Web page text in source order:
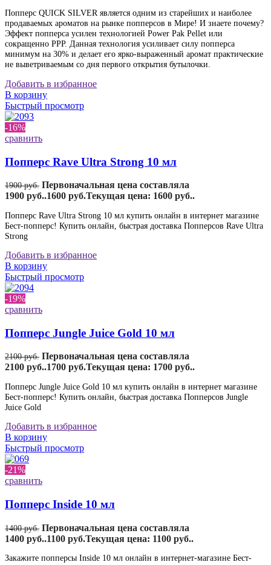
Попперс QUICK SILVER является одним из старейших и наиболее
продаваемых ароматов на рынке попперсов в Мире! И знаете почему?
Эффект попперса усилен технологией Power Pak Pellet или
сокращенно PPP. Данная технология усиливает силу попперса
минимум на 30% и делает его ярко-выраженный аромат практические
не выветриваемым со дня первого открытия бутылочки.
Добавить в избранное
В корзину
Быстрый просмотр
-16%
сравнить
Попперс Rave Ultra Strong 10 мл
1900руб. Первоначальная цена составляла
1900 руб..1600 руб.Текущая цена: 1600 руб..
Попперс Rave Ultra Strong 10 мл купить онлайн в интернет магазине
Бест-попперс! Купить онлайн, быстрая доставка Попперсов Rave Ultra
Strong
Добавить в избранное
В корзину
Быстрый просмотр
-19%
сравнить
Попперс Jungle Juice Gold 10 мл
2100руб. Первоначальная цена составляла
2100 руб..1700 руб.Текущая цена: 1700 руб..
Попперс Jungle Juice Gold 10 мл купить онлайн в интернет магазине
Бест-попперс! Купить онлайн, быстрая доставка Попперсов Jungle
Juice Gold
Добавить в избранное
В корзину
Быстрый просмотр
-21%
сравнить
Попперс Inside 10 мл
1400руб. Первоначальная цена составляла
1400 руб..1100 руб.Текущая цена: 1100 руб..
Закажите попперсы Inside 10 мл онлайн в интернет-магазине Бест-